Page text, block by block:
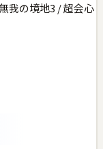
我の境地3 / 超会心